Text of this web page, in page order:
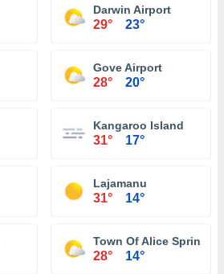
Darwin Airport
29° 23°
Gove Airport
28° 20°
Kangaroo Island
31° 17°
Lajamanu
31° 14°
Town Of Alice Springs
28° 14°